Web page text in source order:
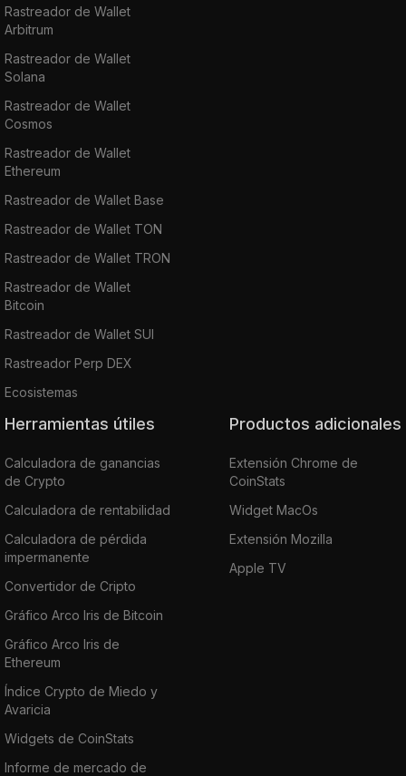
Rastreador de Wallet
Arbitrum
Rastreador de Wallet
Solana
Rastreador de Wallet
Cosmos
Rastreador de Wallet
Ethereum
Rastreador de Wallet Base
Rastreador de Wallet TON
Rastreador de Wallet TRON
Rastreador de Wallet
Bitcoin
Rastreador de Wallet SUI
Rastreador Perp DEX
Ecosistemas
Herramientas útiles
Calculadora de ganancias
de Crypto
Calculadora de rentabilidad
Calculadora de pérdida
impermanente
Convertidor de Cripto
Gráfico Arco Iris de Bitcoin
Gráfico Arco Iris de
Ethereum
Índice Crypto de Miedo y
Avaricia
Widgets de CoinStats
Informe de mercado de
Productos adicionales
Extensión Chrome de
CoinStats
Widget MacOs
Extensión Mozilla
Apple TV